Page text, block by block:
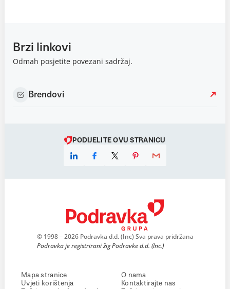
Brzi linkovi
Odmah posjetite povezani sadržaj.
Brendovi
PODIJELITE OVU STRANICU
© 1998 – 2026 Podravka d.d. (Inc) Sva prava pridržana
Podravka je registrirani žig Podravke d.d. (Inc.)
Mapa stranice
Uvjeti korištenja
O nama
Kontaktirajte nas